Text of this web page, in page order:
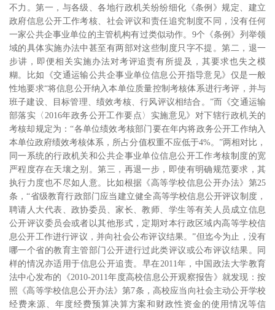
不力。第一，与各级、各地行政机关纷纷细化《条例》规定、建立
政府信息公开工作考核、社会评议和责任追究制度不同，没有任何
一家公共企事业单位的主管机构有过类似动作。 9个《条例》列举领
域的具体实施办法中甚至有两部对这些制度只字不提。第二，退一
步讲，即便相关实施办法对考评追责有所提及，其要求也失之模
糊。比如《交通运输公共企事业单位信息公开指导意见》仅是一般
性地要求“将信息公开纳入本单位质量控制考核体系进行考评，并与
班子建设、目标管理、绩效考核、行风评议相结合。”而《交通运输
部落实〈 2016年政务公开工作要点〉实施意见》对下辖行政机关的
考核却规定为：“各单位绩效考核部门要在年内将政务公开工作纳入
本单位政府绩效考核体系，所占分值权重不应低于4%。”两相对比，
同一系统的行政机关和公共企事业单位信息公开工作考核制度的宽
严程度存在天壤之别。第三，再退一步，即使有明确规范要求，其
执行力度也不尽如人意。比如根据《高等学校信息公开办法》第25
条，“省级教育行政部门应当建立健全高等学校信息公开评议制度，
聘请人大代表、政协委员、家长、教师、学生等有关人员成立信息
公开评议委员会或者以其他形式，定期对本行政区域内高等学校信
息公开工作进行评议，并向社会公布评议结果。”但迄今为止，没有
哪一个省的教育主管部门公开进行过此类评议或公布评议结果。同
样的情况亦适用于信息公开追责。早在2011年，中国政法大学教育
法中心发布的《2010-2011年度高校信息公开观察报告》就发现：按
照《高等学校信息公开办法》第7条，高校应当向社会主动公开学校
经费来源、年度经费预算决算方案和财政性资金的使用情况等信